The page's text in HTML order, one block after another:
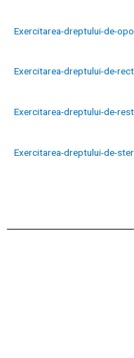
Exercitarea-dreptului-de-
Exercitarea-dreptului-de-
Exercitarea-dreptului-de-
Exercitarea-dreptului-de-